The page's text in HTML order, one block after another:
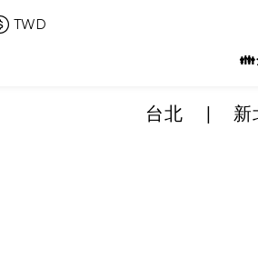
TWD
👪
台北 | 新